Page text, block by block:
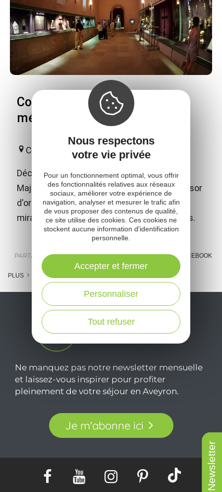
Newsletter
Conques - Trésor d'orfèvrerie
médiévale
Conques-en-Rouergue
Découvrez l'extraordinaire et troublante
Majesté de sainte Foy dans le plus riche trésor
d'orfèvrerie médiévale en France
miraculeusement préservé au fil des siècles.
PARTAGER : E-MAIL MESSENGER FACEBOOK
PLUS
Ne manquez pas notre newsletter mensuelle
et laissez-vous inspirer pour profiter
pleinement de votre séjour en Aveyron.
Je m'abonne ici
Nous respectons
votre vie privée
Pour un fonctionnement optimal, vous offrir
des fonctionnalités relatives aux réseaux
sociaux, améliorer votre expérience de
navigation, analyser et mesurer le trafic afin
de vous proposer des contenus de qualité,
ce site utilise des cookies. Ces cookies ne
stockent aucune information d'identification
personnelle.
Tout refuser
Personnaliser
Accepter et fermer